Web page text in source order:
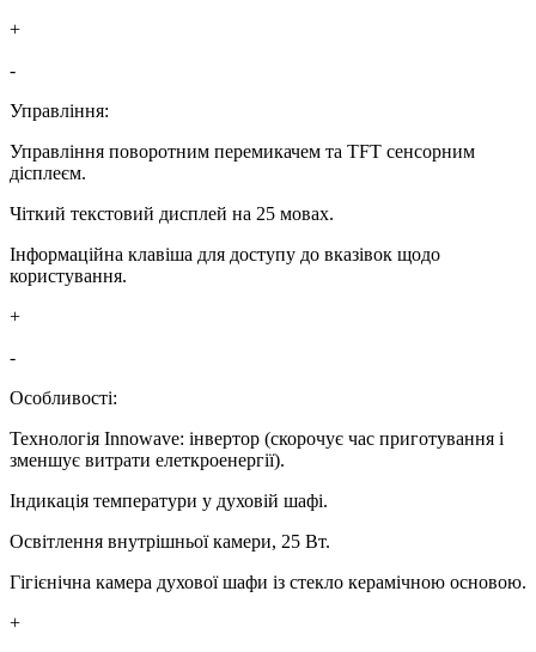
+
-
Управління:
Управління поворотним перемикачем та TFT сенсорним
дісплеєм.
Чіткий текстовий дисплей на 25 мовах.
Інформаційна клавіша для доступу до вказівок щодо
користування.
+
-
Особливості:
Технологія Innowave: інвертор (скорочує час приготування і
зменшує витрати елеткроенергії).
Індикація температури у духовій шафі.
Освітлення внутрішньої камери, 25 Вт.
Гігієнічна камера духової шафи із стекло керамічною основою.
+